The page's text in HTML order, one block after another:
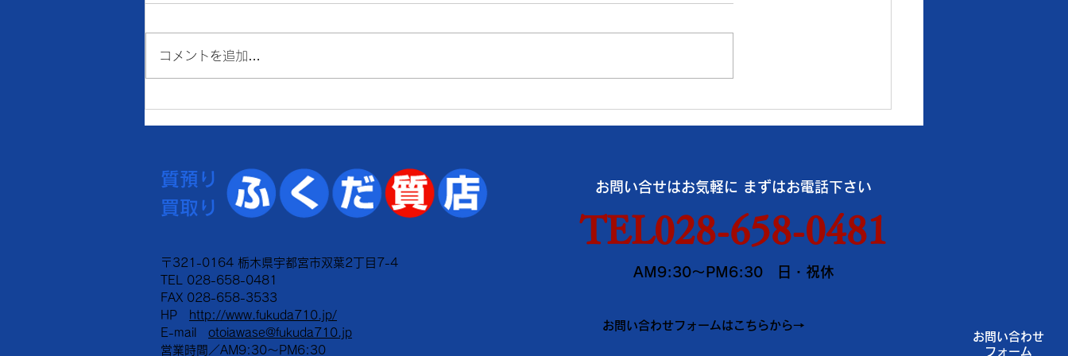
価格
Pt900：7,931円 ● 質預り
K18：15,200円 Pt900：
品の買取金額が高額になる場合、
当店ではお取引できなかったり、
買取金額の上限を制限させていた
ださい。 《《 お盆休みのお知ら
せ 》》 ※8
価格
K18：15,300円 Pt900：
品の買取金額が高額になる場合、
当店ではお取引できなかったり、
買取金額の上限を制限させていた
だく事がございますのでご了承く
価格
K18：14,500円 Pt900：
品の買取金額が高額になる場合、
当店ではお取引できなかったり、
買取金額の上限を制限させていた
だく事がございますのでご了承く
せ 》》 ※8
コメントを追加…
お問い合わせ
フォーム
質預り
買取り
〒321-0164 栃木県宇都宮市双葉2丁目7-4
TEL 028-658-0481
FAX 028-658-3533
HP
http://www.fukuda710.jp/
​E-mail otoiawase@fukuda710.jp
営業時間／AM9:30～PM6:30
お問い合せはお気軽に まずはお電話下さい
TEL028-658-0481
AM9:30～PM6:30 日・祝休
お問い合わせフォームはこちらから→